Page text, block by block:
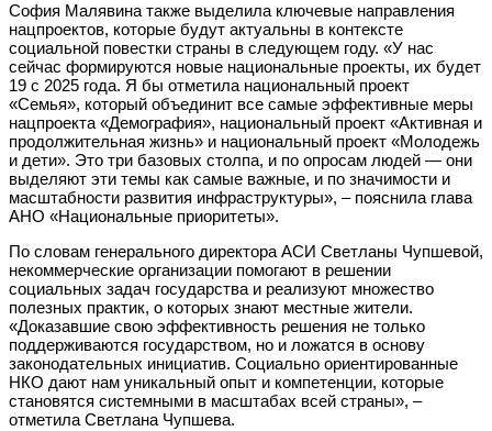
София Малявина также выделила ключевые направления
нацпроектов, которые будут актуальны в контексте
социальной повестки страны в следующем году. «У нас
сейчас формируются новые национальные проекты, их будет
19 с 2025 года. Я бы отметила национальный проект
«Семья», который объединит все самые эффективные меры
нацпроекта «Демография», национальный проект «Активная и
продолжительная жизнь» и национальный проект «Молодежь
и дети». Это три базовых столпа, и по опросам людей — они
выделяют эти темы как самые важные, и по значимости и
масштабности развития инфраструктуры», – пояснила глава
АНО «Национальные приоритеты».
По словам генерального директора АСИ Светланы Чупшевой,
некоммерческие организации помогают в решении
социальных задач государства и реализуют множество
полезных практик, о которых знают местные жители.
«Доказавшие свою эффективность решения не только
поддерживаются государством, но и ложатся в основу
законодательных инициатив. Социально ориентированные
НКО дают нам уникальный опыт и компетенции, которые
становятся системными в масштабах всей страны», –
отметила Светлана Чупшева.